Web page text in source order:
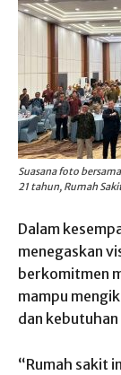
Suasana foto
21 tahun, Rumah
Dalam
menegaskan
berkomitmen
mampu
dan
“Rumah sakit